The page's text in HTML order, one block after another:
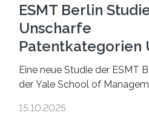
ESMT Berlin
Unscharfe
Patentkategorien
Ihre Wirkung
Eine neue Studie der ESMT
der Yale School of
abgegrenzten, sich
15.10.2025